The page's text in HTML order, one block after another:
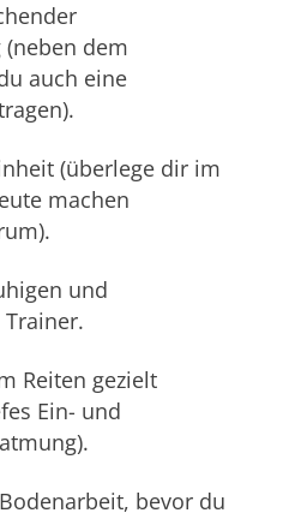
(neben dem
auch eine
(überlege dir im
machen
und
Reiten gezielt
Ein- und
bevor du